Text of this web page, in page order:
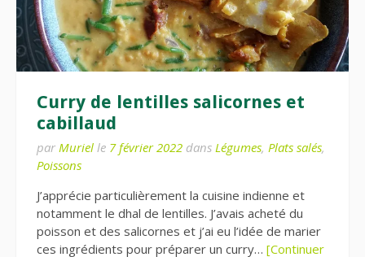
Curry de lentilles salicornes et
cabillaud
par Muriel le 7 février 2022 dans Légumes, Plats salés,
Poissons
J’apprécie particulièrement la cuisine indienne et
notamment le dhal de lentilles. J’avais acheté du
poisson et des salicornes et j’ai eu l’idée de marier
ces ingrédients pour préparer un curry… [Continuer